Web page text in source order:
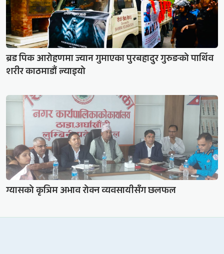
ब्रड पिक आरोहणमा ज्यान गुमाएका पुरबहादुर गुरुङको पार्थिव
शरीर काठमाडौं ल्याइयो
ग्यासको कृत्रिम अभाव रोक्न व्यवसायीसँग छलफल